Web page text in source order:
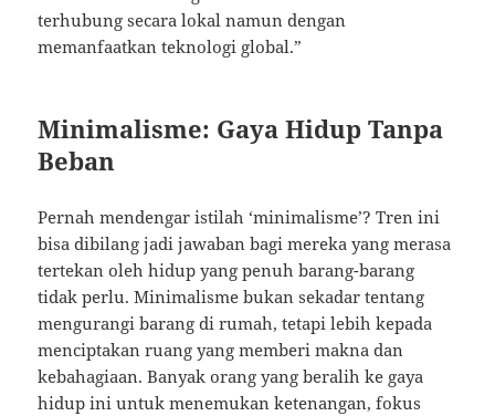
terhubung secara lokal namun dengan
memanfaatkan teknologi global.”
Minimalisme: Gaya Hidup Tanpa
Beban
Pernah mendengar istilah ‘minimalisme’? Tren ini
bisa dibilang jadi jawaban bagi mereka yang merasa
tertekan oleh hidup yang penuh barang-barang
tidak perlu. Minimalisme bukan sekadar tentang
mengurangi barang di rumah, tetapi lebih kepada
menciptakan ruang yang memberi makna dan
kebahagiaan. Banyak orang yang beralih ke gaya
hidup ini untuk menemukan ketenangan, fokus